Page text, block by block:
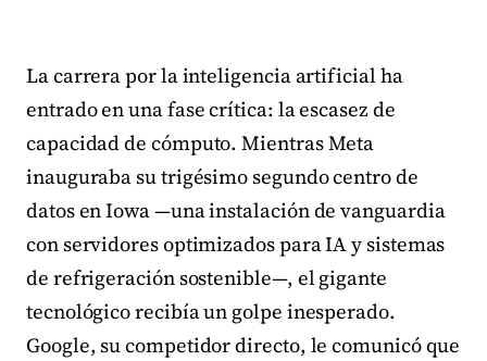
La carrera por la inteligencia artificial ha
entrado en una fase crítica: la escasez de
capacidad de cómputo. Mientras Meta
inauguraba su trigésimo segundo centro de
datos en Iowa —una instalación de vanguardia
con servidores optimizados para IA y sistemas
de refrigeración sostenible—, el gigante
tecnológico recibía un golpe inesperado.
Google, su competidor directo, le comunicó que